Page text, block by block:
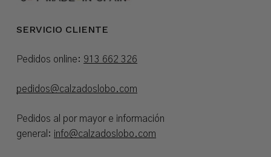
SERVICIO CLIENTE
Pedidos online: 913 662 326
pedidos@calzadoslobo.com
Pedidos al por mayor e información
general: info@calzadoslobo.com